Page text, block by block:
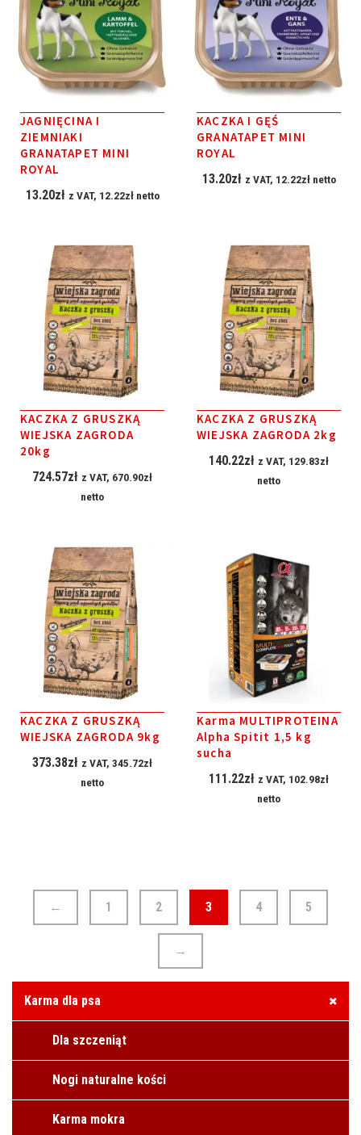
JAGNIĘCINA I
ZIEMNIAKI
GRANATAPET MINI
ROYAL
13.20zł z VAT, 12.22złnetto
KACZKA I GĘŚ
GRANATAPET MINI
ROYAL
13.20zł z VAT, 12.22złnetto
KACZKA Z GRUSZKĄ
WIEJSKA ZAGRODA
20kg
724.57zł z VAT, 670.90zł
netto
KACZKA Z GRUSZKĄ
WIEJSKA ZAGRODA 2kg
140.22zł z VAT, 129.83zł
netto
KACZKA Z GRUSZKĄ
WIEJSKA ZAGRODA 9kg
373.38zł z VAT, 345.72zł
netto
Karma MULTIPROTEINA
Alpha Spitit 1,5 kg
sucha
111.22zł z VAT, 102.98zł
netto
← 1 2 3 4 5
→
Karma dla psa
Dla szczeniąt
Nogi naturalne kości
Karma mokra